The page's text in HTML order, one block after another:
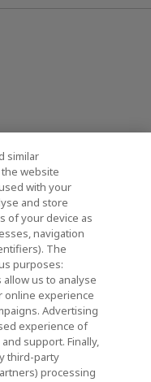
会社（グルー
株式会社 ホーム
similar
website
with your
and store
of your device as
navigation
The
purposes:
us to analyse
online experience
Advertising
experience of
support. Finally,
third-party
processing